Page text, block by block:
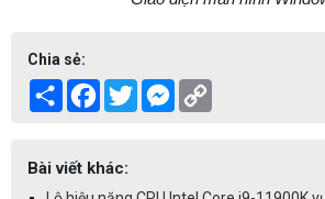
Chia sẻ:
Share Facebook
TwitterMessenger
Bài viết khác: